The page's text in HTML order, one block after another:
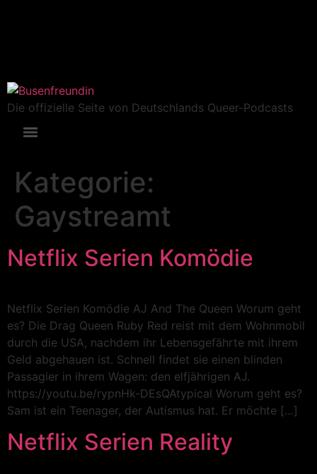
Die offizielle Seite von Deutschlands Queer-Podcasts
Kategorie:
Gaystreamt
Netflix Serien Komödie
Netflix Serien Komödie AJ And The Queen Worum geht
es? Die Drag Queen Ruby Red reist mit dem Wohnmobil
durch die USA, nachdem ihr Lebensgefährte mit ihrem
Geld abgehauen ist. Schnell findet sie einen blinden
Passagier in ihrem Wagen: den elfjährigen AJ.
https://youtu.be/rypnHk-DEsQAtypical Worum geht es?
Sam ist ein Teenager, der Autismus hat. Er möchte […]
Netflix Serien Reality